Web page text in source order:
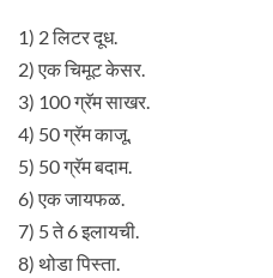
1) 2 लिटर दूध.
2) एक चिमूट केसर.
3) 100 ग्रॅम साखर.
4) 50 ग्रॅम काजू.
5) 50 ग्रॅम बदाम.
6) एक जायफळ.
7) 5 ते 6 इलायची.
8) थोडा पिस्ता.